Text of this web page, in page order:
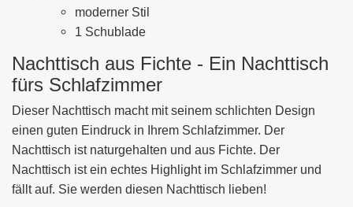
moderner Stil
1 Schublade
Nachttisch aus Fichte - Ein Nachttisch
fürs Schlafzimmer
Dieser Nachttisch macht mit seinem schlichten Design
einen guten Eindruck in Ihrem Schlafzimmer. Der
Nachttisch ist naturgehalten und aus Fichte. Der
Nachttisch ist ein echtes Highlight im Schlafzimmer und
fällt auf. Sie werden diesen Nachttisch lieben!